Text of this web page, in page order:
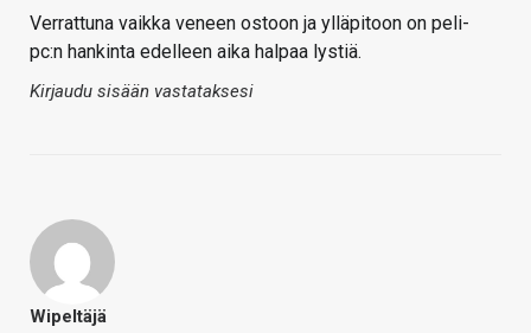
Verrattuna vaikka veneen ostoon ja ylläpitoon on peli-
pc:n hankinta edelleen aika halpaa lystiä.
Kirjaudu sisään vastataksesi
Wipeltäjä